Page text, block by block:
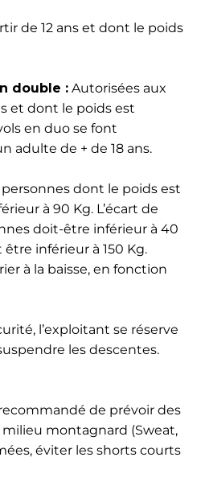
de 12 ans et dont le poids
double : Autorisées aux
et dont le poids est
en duo se font
adulte de + de 18 ans.
personnes dont le poids est
à 90 Kg. L’écart de
doit-être inférieur à 40
inférieur à 150 Kg.
à la baisse, en fonction
l’exploitant se réserve
les descentes.
de prévoir des
montagnard (Sweat,
éviter les shorts courts